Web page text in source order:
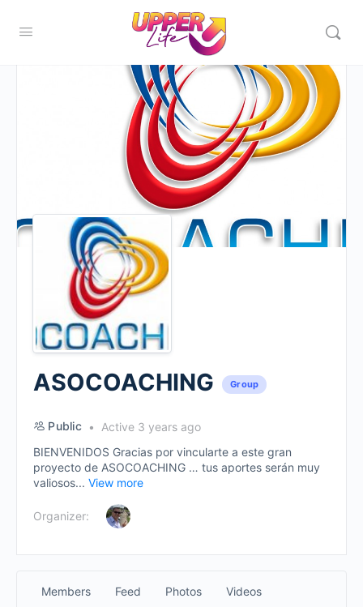
ASOCOACHING Group
Public
Active 3 years ago
BIENVENIDOS Gracias por vincularte a este gran
proyecto de ASOCOACHING … tus aportes serán muy
valiosos... View more
Organizer:
Members Feed Photos Videos